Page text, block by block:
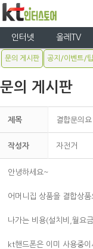
인터넷 올레TV
문의 게시판 공지/이벤트/팁
문의 게시판
제목 결합문의요
작성자 자전거
안녕하세요~
어머니집 상품을 결합상
나가는 비용(설치비,월요
kt핸드폰은 이미 사용중